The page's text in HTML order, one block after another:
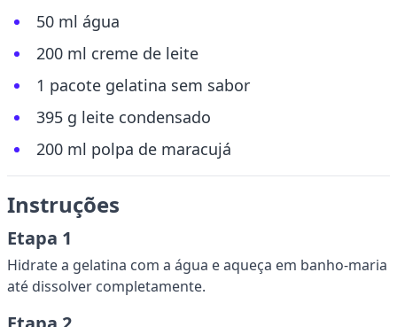
50 ml água
200 ml creme de leite
1 pacote gelatina sem sabor
395 g leite condensado
200 ml polpa de maracujá
Instruções
Etapa 1
Hidrate a gelatina com a água e aqueça em banho-maria
até dissolver completamente.